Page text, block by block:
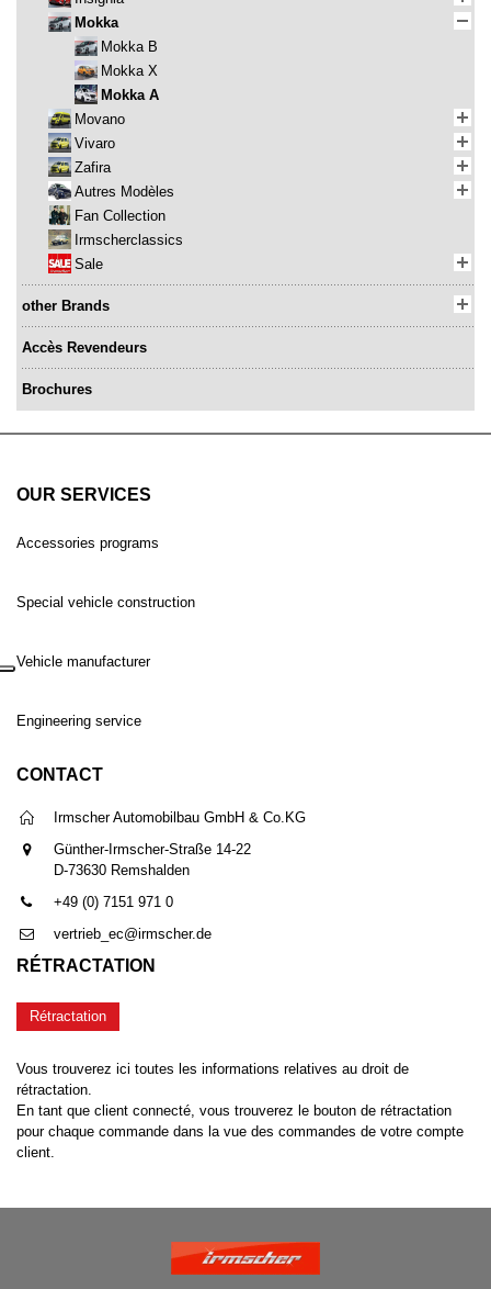
Mokka
Mokka B
Mokka X
Mokka A
Movano
Vivaro
Zafira
Autres Modèles
Fan Collection
Irmscherclassics
Sale
other Brands
Accès Revendeurs
Brochures
OUR SERVICES
Accessories programs
Special vehicle construction
Vehicle manufacturer
Engineering service
CONTACT
Irmscher Automobilbau GmbH & Co.KG
Günther-Irmscher-Straße 14-22
D-73630 Remshalden
+49 (0) 7151 971 0
vertrieb_ec@irmscher.de
RÉTRACTATION
Rétractation
Vous trouverez ici toutes les informations relatives au droit de
rétractation.
En tant que client connecté, vous trouverez le bouton de rétractation
pour chaque commande dans la vue des commandes de votre compte
client.